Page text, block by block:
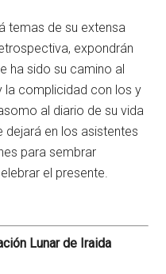
temas de su extensa
expondrán
ha sido su camino al
la complicidad con los y
al diario de su vida
dejará en los asistentes
para sembrar
el presente.
Lunar de Iraida